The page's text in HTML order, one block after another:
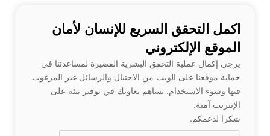
اكمل التحقق السريع للإنسان لأمان
الموقع الإلكتروني
يرجى إكمال عملية التحقق البشرية القصيرة لمساعدتنا في
حماية موقعنا على الويب من الاحتيال والرسائل غير المرغوب
فيها وسوء الاستخدام. تساهم تعاونك في توفير بيئة على
الإنترنت آمنة.
شكرا لدعمكم.